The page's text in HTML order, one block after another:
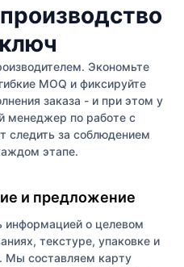
Экономьте
MOQ и фиксируйте
заказа - и при этом у
менеджер по работе с
следить за соблюдением
этапе.
и предложение
информацией о целевом
текстуре, упаковке и
Мы составляем карту